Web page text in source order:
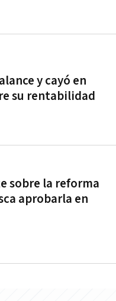
y cayó en
su rentabilidad
sobre la reforma
aprobarla en